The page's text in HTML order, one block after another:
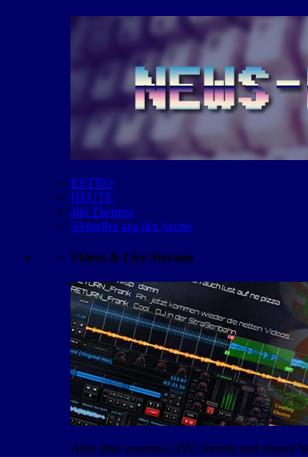
RETRO
HEUTE
alle Themen
Aktuelles aus der Szene
Videos & Live Streams
Alles über unseren LIVE-Stream und unsere